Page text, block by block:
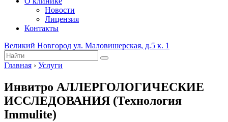
Новости
Лицензия
Контакты
Великий Новгород ул. Маловишерская, д.5 к. 1
Главная › Услуги
Инвитро АЛЛЕРГОЛОГИЧЕСКИЕ
ИССЛЕДОВАНИЯ (Технология
Immulite)